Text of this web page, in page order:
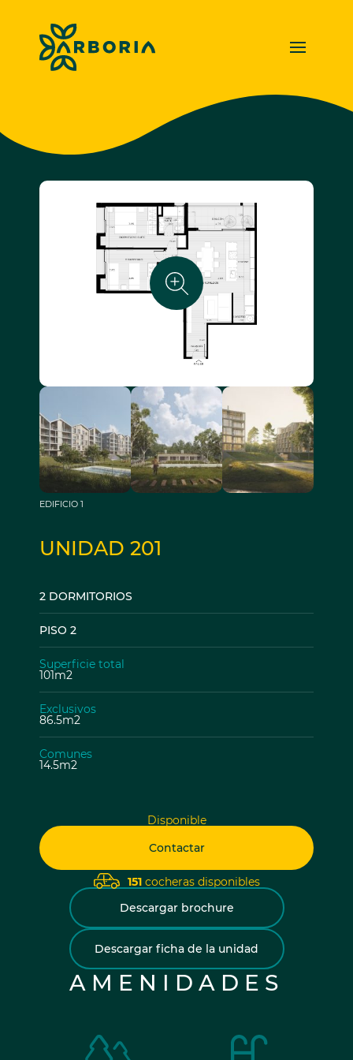
EDIFICIO 1
UNIDAD 201
2 DORMITORIOS
PISO 2
Superficie total
101m2
Exclusivos
86.5m2
Comunes
14.5m2
Disponible
Contactar
151cocheras disponibles
Descargar brochure
Descargar ficha de la unidad
AMENIDADES